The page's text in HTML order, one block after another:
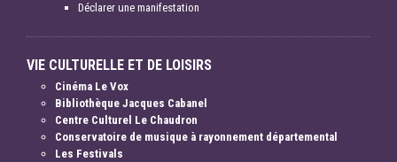
Déclarer une manifestation
VIE CULTURELLE ET DE LOISIRS
Cinéma Le Vox
Bibliothèque Jacques Cabanel
Centre Culturel Le Chaudron
Conservatoire de musique à rayonnement départemental
Les Festivals